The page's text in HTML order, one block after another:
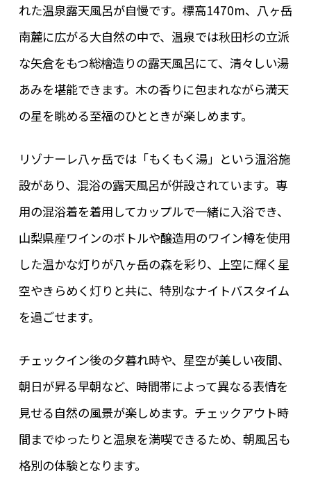
れた温泉露天風呂が自慢です。標高1470m、八ヶ岳
南麓に広がる大自然の中で、温泉では秋田杉の立派
な矢倉をもつ総檜造りの露天風呂にて、清々しい湯
あみを堪能できます。木の香りに包まれながら満天
の星を眺める至福のひとときが楽しめます。
リゾナーレ八ヶ岳では「もくもく湯」という温浴施
設があり、混浴の露天風呂が併設されています。専
用の混浴着を着用してカップルで一緒に入浴でき、
山梨県産ワインのボトルや醸造用のワイン樽を使用
した温かな灯りが八ヶ岳の森を彩り、上空に輝く星
空やきらめく灯りと共に、特別なナイトバスタイム
を過ごせます。
チェックイン後の夕暮れ時や、星空が美しい夜間、
朝日が昇る早朝など、時間帯によって異なる表情を
見せる自然の風景が楽しめます。チェックアウト時
間までゆったりと温泉を満喫できるため、朝風呂も
格別の体験となります。